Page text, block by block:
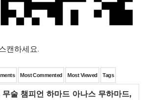
캔하세요.
Most Commented Most Viewed Tags
술 챔피언 하마드 아나스 무하마드,